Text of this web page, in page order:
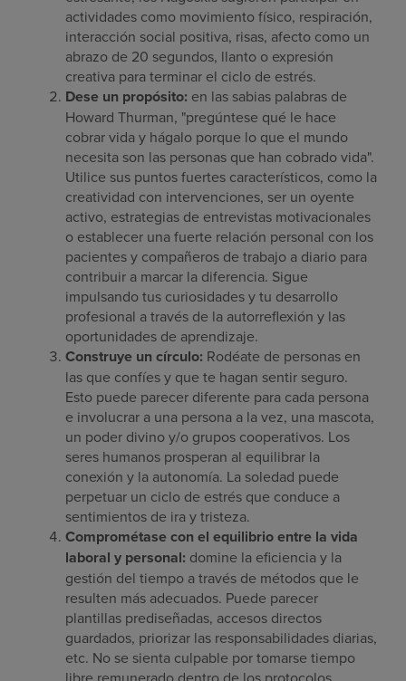
actividades como movimiento físico, respiración,
interacción social positiva, risas, afecto como un
abrazo de 20 segundos, llanto o expresión
creativa para terminar el ciclo de estrés.
Dese un propósito: en las sabias palabras de
Howard Thurman, "pregúntese qué le hace
cobrar vida y hágalo porque lo que el mundo
necesita son las personas que han cobrado vida".
Utilice sus puntos fuertes característicos, como la
creatividad con intervenciones, ser un oyente
activo, estrategias de entrevistas motivacionales
o establecer una fuerte relación personal con los
pacientes y compañeros de trabajo a diario para
contribuir a marcar la diferencia. Sigue
impulsando tus curiosidades y tu desarrollo
profesional a través de la autorreflexión y las
oportunidades de aprendizaje.
Construye un círculo: Rodéate de personas en
las que confíes y que te hagan sentir seguro.
Esto puede parecer diferente para cada persona
e involucrar a una persona a la vez, una mascota,
un poder divino y/o grupos cooperativos. Los
seres humanos prosperan al equilibrar la
conexión y la autonomía. La soledad puede
perpetuar un ciclo de estrés que conduce a
sentimientos de ira y tristeza.
Comprométase con el equilibrio entre la vida
laboral y personal: domine la eficiencia y la
gestión del tiempo a través de métodos que le
resulten más adecuados. Puede parecer
plantillas prediseñadas, accesos directos
guardados, priorizar las responsabilidades diarias,
etc. No se sienta culpable por tomarse tiempo